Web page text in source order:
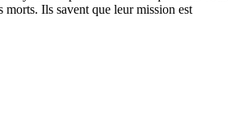
morts. Ils savent que leur mission est